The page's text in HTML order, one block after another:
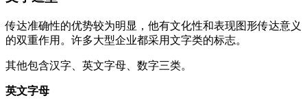
传达准确性的优势较为明显，他有文化性和表现图形传达意义
的双重作用。许多大型企业都采用文字类的标志。
其他包含汉字、英文字母、数字三类。
英文字母